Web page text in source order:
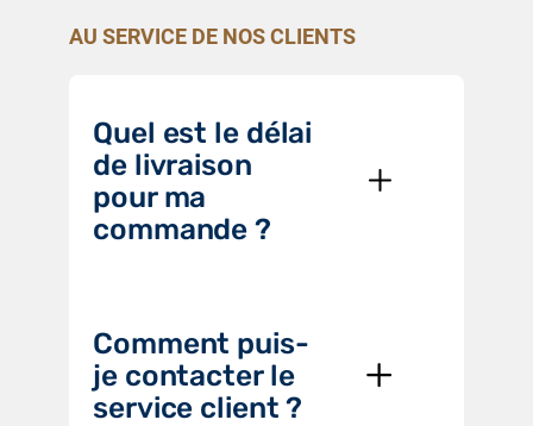
AU SERVICE DE NOS CLIENTS
Quel est le délai
de livraison
pour ma
commande ?
Comment puis-
je contacter le
service client ?